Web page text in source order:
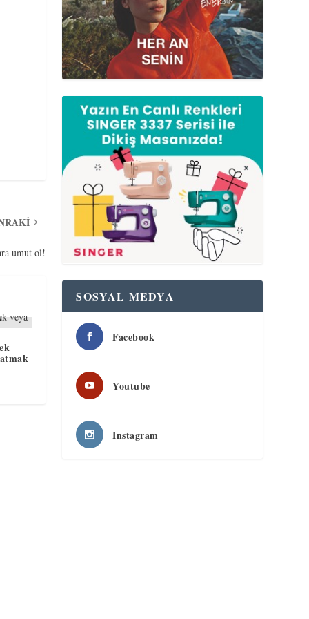
umut ol!
SOSYAL MEDYA
Facebook
Youtube
Instagram